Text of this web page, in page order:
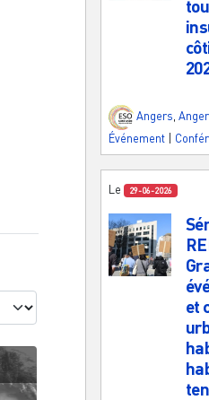
Angers
Événement
Le 29-06-2026
et